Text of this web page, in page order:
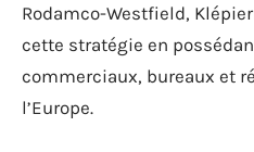
Rodamco-Westfield,
cette stratégie en
commerciaux, bureaux et
l’Europe.